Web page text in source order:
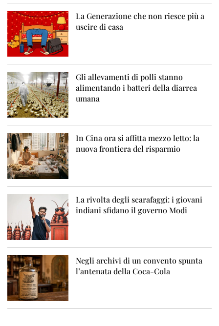
La Generazione che non riesce più a
uscire di casa
Gli allevamenti di polli stanno
alimentando i batteri della diarrea
umana
In Cina ora si affitta mezzo letto: la
nuova frontiera del risparmio
La rivolta degli scarafaggi: i giovani
indiani sfidano il governo Modi
Negli archivi di un convento spunta
l’antenata della Coca-Cola